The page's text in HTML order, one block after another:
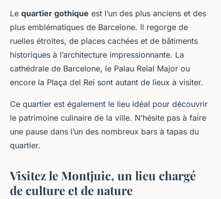
Le quartier gothique est l’un des plus anciens et des
plus emblématiques de Barcelone. Il regorge de
ruelles étroites, de places cachées et de bâtiments
historiques à l’architecture impressionnante. La
cathédrale de Barcelone, le Palau Reial Major ou
encore la Plaça del Rei sont autant de lieux à visiter.
Ce quartier est également le lieu idéal pour découvrir
le patrimoine culinaire de la ville. N’hésite pas à faire
une pause dans l’un des nombreux bars à tapas du
quartier.
Visitez le Montjuic, un lieu chargé
de culture et de nature